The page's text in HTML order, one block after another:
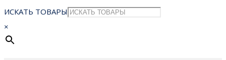
ИСКАТЬ ТОВАРЫ
×